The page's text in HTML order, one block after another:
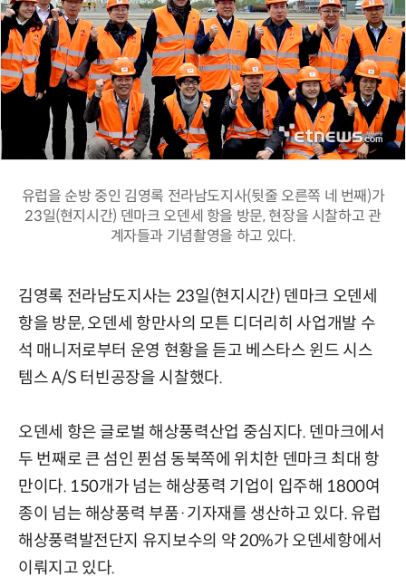
유럽을 순방 중인 김영록 전라남도지사(뒷줄 오른쪽 네 번째)가
23일(현지시간) 덴마크 오덴세 항을 방문, 현장을 시찰하고 관
계자들과 기념촬영을 하고 있다.
김영록 전라남도지사는 23일(현지시간) 덴마크 오덴세
항을 방문, 오덴세 항만사의 모튼 디더리히 사업개발 수
석 매니저로부터 운영 현황을 듣고 베스타스 윈드 시스
템스 A/S 터빈공장을 시찰했다.
오덴세 항은 글로벌 해상풍력산업 중심지다. 덴마크에서
두 번째로 큰 섬인 퓐섬 동북쪽에 위치한 덴마크 최대 항
만이다. 150개가 넘는 해상풍력 기업이 입주해 1800여
종이 넘는 해상풍력 부품·기자재를 생산하고 있다. 유럽
해상풍력발전단지 유지보수의 약 20%가 오덴세항에서
이뤄지고 있다.